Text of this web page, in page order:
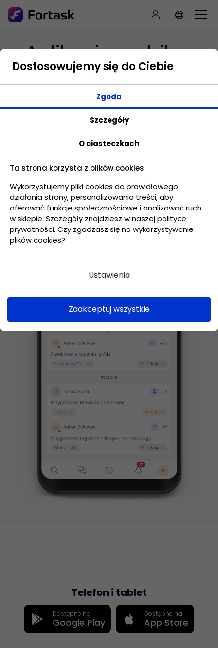
Aplikacje mobilne
Korzystaj wygodnie z aplikacji na dowolnym
urządzeniu. Używaj Fortaska zarówno na
telefonie, tablecie jak i laptopie korzystając z
Telefon i tablet
Dostępne na
Google Play
Dostępne na
App Store
Dostosowujemy się do Ciebie
Zgoda
Szczegóły
O ciasteczkach
Ta strona korzysta z plików cookies
Wykorzystujemy pliki cookies do prawidłowego
działania strony, personalizowania treści, aby
oferować funkcje społecznościowe i analizować ruch
w sklepie. Szczegóły znajdziesz w naszej polityce
prywatności. Czy zgadzasz się na wykorzystywanie
plików cookies?
Ustawienia
Zaakceptuj wszystkie